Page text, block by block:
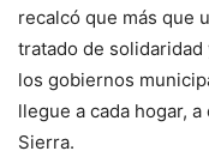
recalcó que más que
tratado de
los gobiernos
llegue a cada hogar,
Sierra.